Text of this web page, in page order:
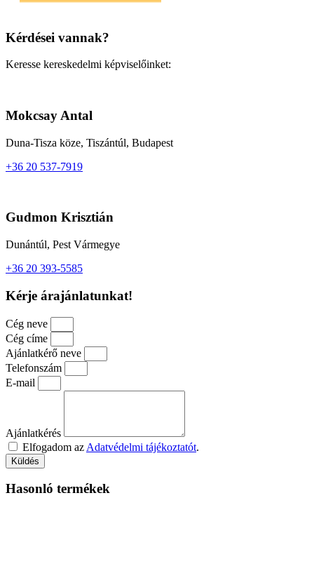
Kérdései vannak?
Keresse kereskedelmi képviselőinket:
Mokcsay Antal
Duna-Tisza köze, Tiszántúl, Budapest
+36 20 537-7919
Gudmon Krisztián
Dunántúl, Pest Vármegye
+36 20 393-5585
Kérje árajánlatunkat!
Cég neve
Cég címe
Ajánlatkérő neve
Telefonszám
E-mail
Ajánlatkérés
Elfogadom az Adatvédelmi tájékoztatót.
Küldés
Hasonló termékek